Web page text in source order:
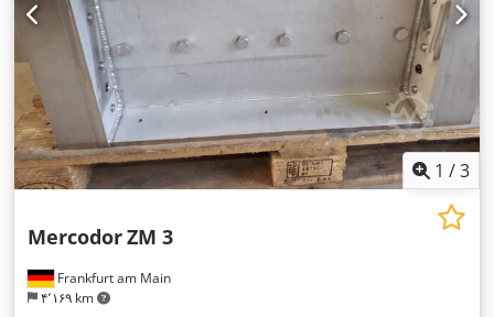
1 /3
Frankfurt am Main
۴٬۱۶۹ km
MercodorZM 3